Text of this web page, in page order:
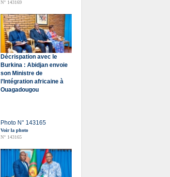
N° 143169
Décrispation avec le
Burkina : Abidjan envoie
son Ministre de
l’Intégration africaine à
Ouagadougou
Photo N° 143165
Voir la photo
N° 143165